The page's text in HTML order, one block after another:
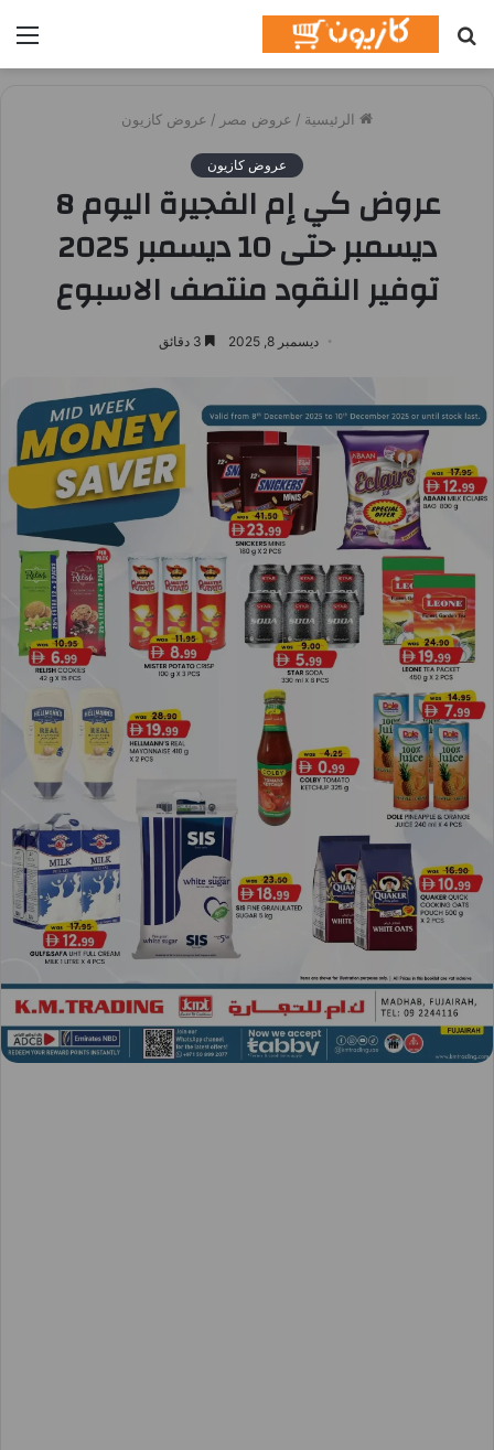
عن
الرئيسية / عروض مصر / عروض كازيون
عروض كازيون
عروض كي إم الفجيرة اليوم 8
ديسمبر حتى 10 ديسمبر 2025
توفير النقود منتصف الاسبوع
ديسمبر 8, 2025